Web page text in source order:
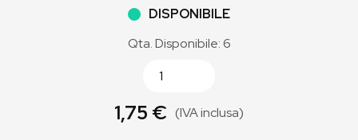
DISPONIBILE
Qta. Disponibile: 6
1,75 € (IVA inclusa)